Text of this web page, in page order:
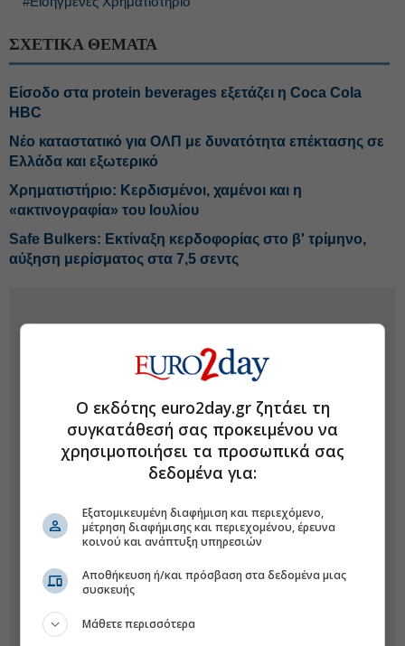
ΣΧΕΤΙΚΑ ΘΕΜΑΤΑ
Είσοδο στα protein beverages εξετάζει η Coca Cola
HBC
Νέο καταστατικό για ΟΛΠ με δυνατότητα επέκτασης σε
Ελλάδα και εξωτερικό
Χρηματιστήριο: Κερδισμένοι, χαμένοι και η
«ακτινογραφία» του Ιουλίου
Safe Bulkers: Εκτίναξη κερδοφορίας στο β' τρίμηνο,
αύξηση μερίσματος στα 7,5 σεντς
Ο εκδότης euro2day.gr ζητάει τη
συγκατάθεσή σας προκειμένου να
χρησιμοποιήσει τα προσωπικά σας
δεδομένα για:
Εξατομικευμένη διαφήμιση και περιεχόμενο,
μέτρηση διαφήμισης και περιεχομένου, έρευνα
κοινού και ανάπτυξη υπηρεσιών
Αποθήκευση ή/και πρόσβαση στα δεδομένα μιας
συσκευής
Μάθετε περισσότερα